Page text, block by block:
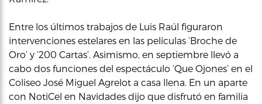
Entre los últimos trabajos de Luis Raúl figuraron
intervenciones estelares en las películas ‘Broche de
Oro’ y ‘200 Cartas’. Asimismo, en septiembre llevó a
cabo dos funciones del espectáculo ‘Que Ojones’ en el
Coliseo José Miguel Agrelot a casa llena. En un aparte
con NotiCel en Navidades dijo que disfrutó en familia